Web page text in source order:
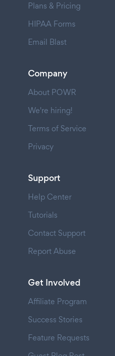
Plans & Pricing
HIPAA Forms
Email Blast
Company
About POWR
We're hiring!
Terms of Service
Privacy
Support
Help Center
Tutorials
Contact Support
Report Abuse
Get Involved
Affiliate Program
Success Stories
Feature Requests